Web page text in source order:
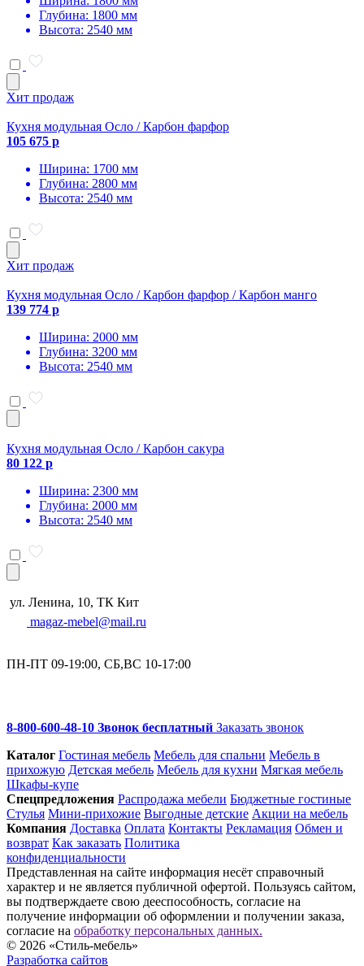
Глубина: 1800 мм
Высота: 2540 мм
Хит продаж
Кухня модульная Осло / Карбон фарфор
105 675 р
Ширина: 1700 мм
Глубина: 2800 мм
Высота: 2540 мм
Хит продаж
Кухня модульная Осло / Карбон фарфор / Карбон манго
139 774 р
Ширина: 2000 мм
Глубина: 3200 мм
Высота: 2540 мм
Кухня модульная Осло / Карбон сакура
80 122 р
Ширина: 2300 мм
Глубина: 2000 мм
Высота: 2540 мм
ул. Ленина, 10, ТК Кит
magaz-mebel@mail.ru
ПН-ПТ 09-19:00, СБ,ВС 10-17:00
8-800-600-48-10 Звонок бесплатный Заказать звонок
Каталог Гостиная мебель Мебель для спальни Мебель в
прихожую Детская мебель Мебель для кухни Мягкая мебель
Шкафы-купе
Спец­предложения Распродажа мебели Бюджетные гостиные
Стулья Мини-прихожие Выгодные детские Акции на мебель
Компания Доставка Оплата Контакты Рекламация Обмен и
возврат Как заказать Политика
конфиденциальности
Представленная на сайте информация несёт справочный
характер и не является публичной офертой. Пользуясь сайтом,
вы подтверждаете свою дееспособность, согласие на
получение информации об оформлении и получении заказа,
согласие на обработку персональных данных.
© 2026 «Стиль-мебель»
Разработка сайтов